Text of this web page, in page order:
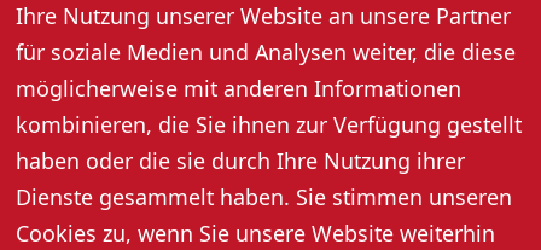
Ihre Nutzung unserer Website an unsere Partner
für soziale Medien und Analysen weiter, die diese
möglicherweise mit anderen Informationen
kombinieren, die Sie ihnen zur Verfügung gestellt
haben oder die sie durch Ihre Nutzung ihrer
Dienste gesammelt haben. Sie stimmen unseren
Cookies zu, wenn Sie unsere Website weiterhin
romantisch, unterhaltsam.
Regie: Johanna Graupe und Arthur Hilberer